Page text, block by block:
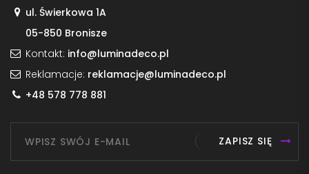
ul. Świerkowa 1A
05-850 Bronisze
Kontakt: info@luminadeco.pl
Reklamacje: reklamacje@luminadeco.pl
+48 578 778 881
ZAPISZ SIĘ